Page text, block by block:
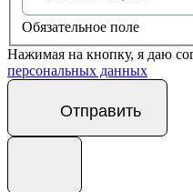
Обязательное поле
Нажимая на кнопку, я даю
персональных данных
Отправить